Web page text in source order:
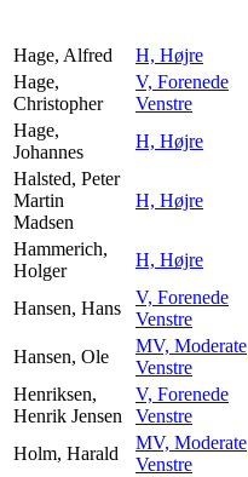
Hage, Alfred
H, Højre
Hage,
Christopher
V, Forenede
Venstre
Hage,
Johannes
H, Højre
Halsted, Peter
Martin
Madsen
H, Højre
Hammerich,
Holger
H, Højre
Hansen, Hans
V, Forenede
Venstre
Hansen, Ole
MV, Moderate
Venstre
Henriksen,
Henrik Jensen
V, Forenede
Venstre
Holm, Harald
MV, Moderate
Venstre